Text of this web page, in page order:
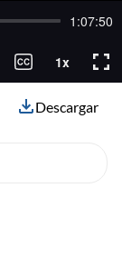
Descargar